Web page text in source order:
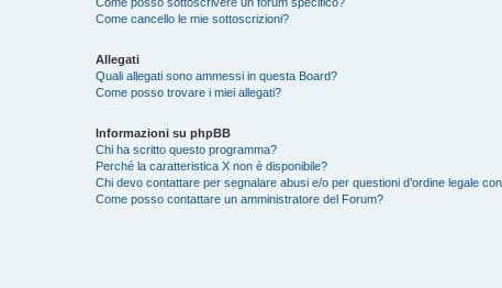
Come cancello le mie sottoscrizioni?
Allegati
Quali allegati sono ammessi in questa Board?
Come posso trovare i miei allegati?
Informazioni su phpBB
Chi ha scritto questo programma?
Perché la caratteristica X non è disponibile?
Chi devo contattare per segnalare abusi e/o per questioni d’ordine legale
Come posso contattare un amministratore del Forum?